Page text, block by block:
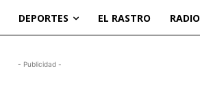
DEPORTES EL RASTRO RADIO
- Publicidad -